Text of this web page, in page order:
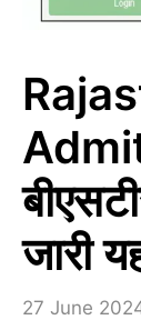
जारी
27 June